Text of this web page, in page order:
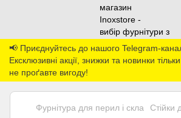
📢 Приєднуйтесь до нашого Telegram-
Ексклюзивні акції, знижки та новинки
не проґавте вигоду!
Фурнітура для перил і скла Стійки